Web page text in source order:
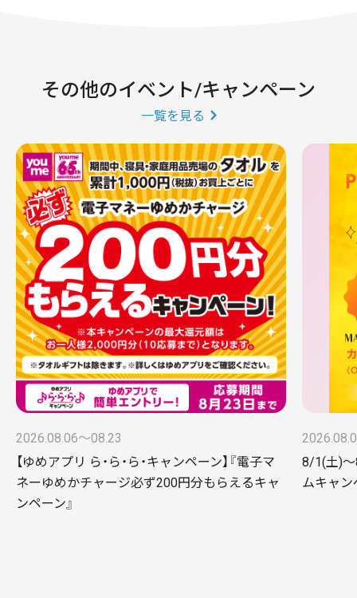
その他のイベント/キャンペーン
一覧を見る
2026.08.06〜08.23
【ゆめアプリ ら・ら・ら・キャンペーン】『電子マ
ネーゆめかチャージ必ず200円分もらえるキャ
ンペーン』
8/1(土)
ムキャン